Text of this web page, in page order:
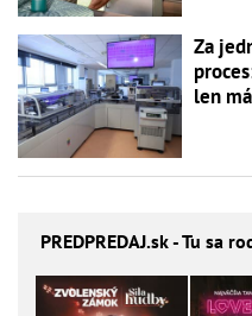
Za
len
PREDPREDAJ.sk - Tu sa